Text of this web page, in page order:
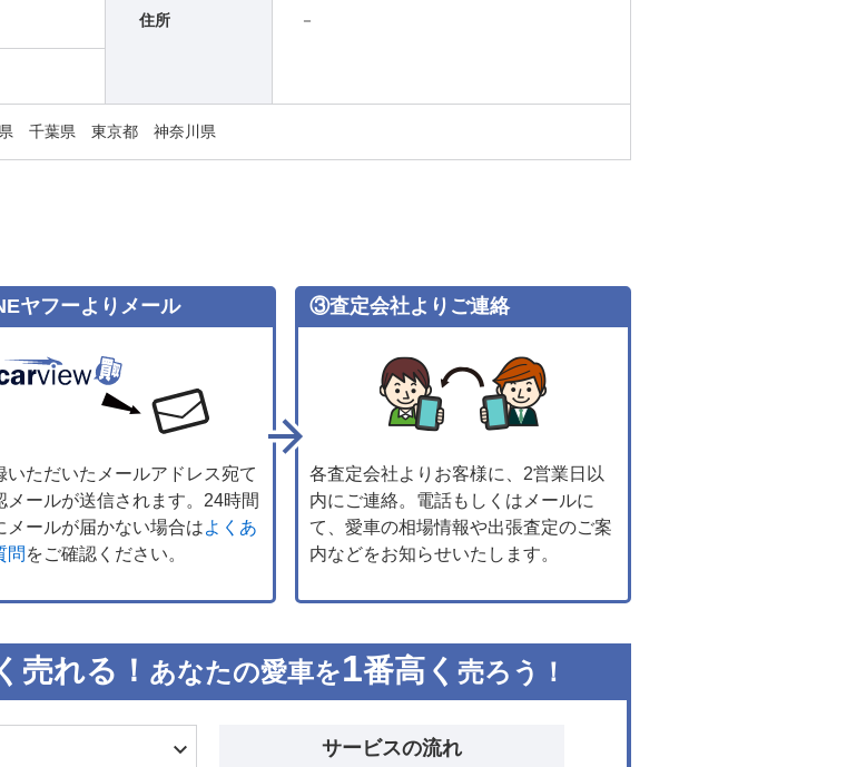
住所 －
千葉県 東京都 神奈川県
ヤフーよりメール
いただいたメールアドレス宛て
メールが送信されます。24時間
メールが届かない場合はよくあ
問 をご確認ください。
③査定会社よりご連絡
各査定会社よりお客様に、2営業日以
内にご連絡。電話もしくはメールに
て、愛車の相場情報や出張査定のご案
内などをお知らせいたします。
売れる！ あなたの愛車を1番高く 売ろう！
サービスの流れ